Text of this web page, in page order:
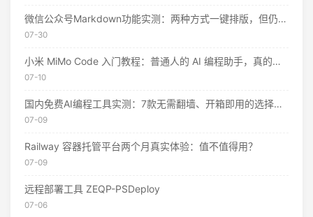
微信公众号Markdown功能实测：两种方式一键排版，但仍有这些限制
07-30
小米 MiMo Code 入门教程：普通人的 AI 编程助手，真的不用花钱
07-10
国内免费AI编程工具实测：7款无需翻墙、开箱即用的选择（附2026年7月最新额度）
07-09
Railway 容器托管平台两个月真实体验：值不值得用？
07-09
远程部署工具 ZEQP-PSDeploy
07-06